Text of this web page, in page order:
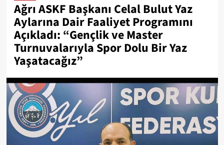
Ağrı ASKF Başkanı Celal Bulut Yaz
Aylarına Dair Faaliyet Programını
Açıkladı: “Gençlik ve Master
Turnuvalarıyla Spor Dolu Bir Yaz
Yaşatacağız”